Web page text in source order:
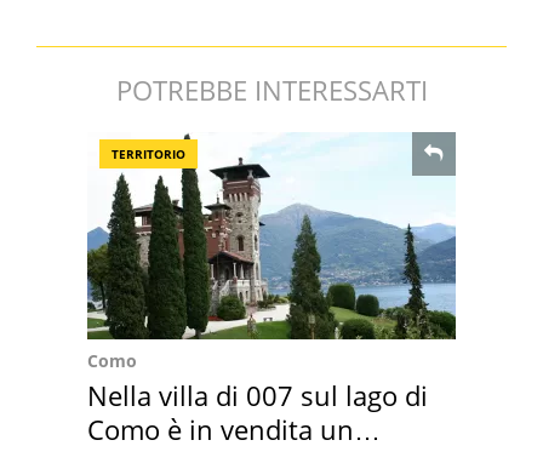
POTREBBE INTERESSARTI
TERRITORIO
Como
Nella villa di 007 sul lago di
Como è in vendita un